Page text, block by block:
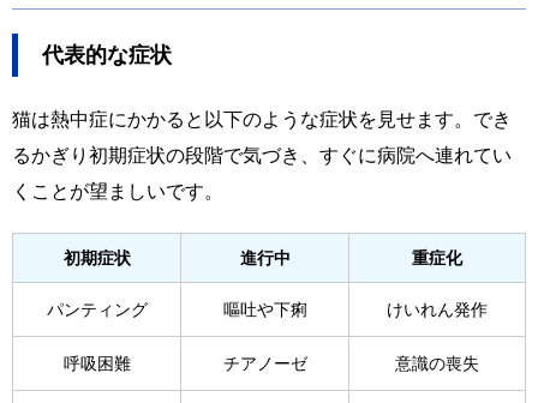
代表的な症状
猫は熱中症にかかると以下のような症状を見せます。でき
るかぎり初期症状の段階で気づき、すぐに病院へ連れてい
くことが望ましいです。
初期症状 進行中 重症化
パンティング 嘔吐や下痢 けいれん発作
呼吸困難 チアノーゼ 意識の喪失